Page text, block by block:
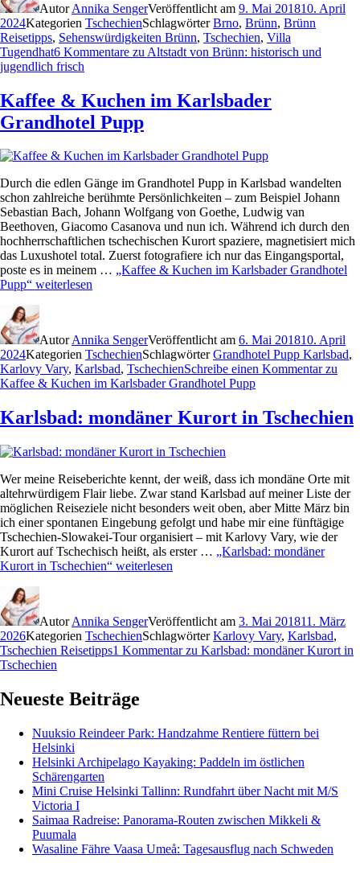
AutorAnnika SengerVeröffentlicht am 9. Mai 201810. April
2024Kategorien TschechienSchlagwörterBrno, Brünn, Brünn
Reisetipps, Sehenswürdigkeiten Brünn, Tschechien, Villa
Tugendhat6 Kommentare zu Altstadt von Brünn: historisch und
jugendlich frisch
Kaffee & Kuchen im Karlsbader
Grandhotel Pupp
Durch die edlen Gänge im Grandhotel Pupp in Karlsbad wandelten
schon zahlreiche berühmte Persönlichkeiten – zum Beispiel Johann
Sebastian Bach, Johann Wolfgang von Goethe, Ludwig van
Beethoven, Giacomo Casanova und nun ich. Während ich durch den
hochherrschaftlichen tschechischen Kurort spaziere, magnetisiert mich
das Luxushotel total. Zuerst fotografiere ich nur das Eingangsportal,
poste es in meinem … „Kaffee & Kuchen im Karlsbader Grandhotel
Pupp“ weiterlesen
AutorAnnika SengerVeröffentlicht am 6. Mai 201810. April
2024Kategorien TschechienSchlagwörterGrandhotel Pupp Karlsbad,
Karlovy Vary, Karlsbad, TschechienSchreibe einen Kommentarzu
Kaffee & Kuchen im Karlsbader Grandhotel Pupp
Karlsbad: mondäner Kurort in Tschechien
Wer meine Reiseberichte kennt, der weiß, dass ich mondäne Orte mit
altehrwürdigem Flair liebe. Zwar stand Karlsbad auf meiner Liste der
möglichen Reiseziele nicht besonders weit oben, aber Mitte März bin
ich einer spontanen Eingebung gefolgt und habe mir eine fünftägige
Tschechien-Slowakei-Tour organisiert – mit Karlovy Vary, wie der
Kurort auf Tschechisch heißt, als erster … „Karlsbad: mondäner
Kurort in Tschechien“ weiterlesen
AutorAnnika SengerVeröffentlicht am 3. Mai 201811. März
2026Kategorien TschechienSchlagwörterKarlovy Vary, Karlsbad,
Tschechien Reisetipps1 Kommentarzu Karlsbad: mondäner Kurort in
Tschechien
Neueste Beiträge
Nuuksio Reindeer Park: Handzahme Rentiere füttern bei
Helsinki
Helsinki Archipelago Kayaking: Paddeln im östlichen
Schärengarten
Mini Cruise Helsinki Tallinn: Rundfahrt über Nacht mit M/S
Victoria I
Saimaa Radreise: Panorama-Routen zwischen Mikkeli &
Puumala
Wasaline Fähre Vaasa Umeå: Tagesausflug nach Schweden